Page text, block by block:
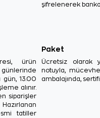
şifrelenerek
ürün
gün, 13.00
alınır.
siparişler
tatiller
Paket
Ücretsiz olarak
notuyla,
ambalajında,